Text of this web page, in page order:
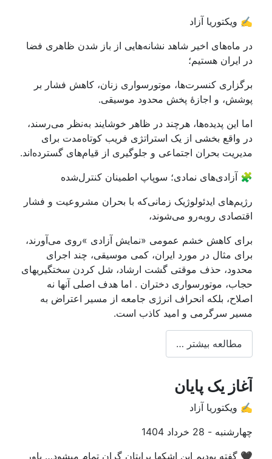
ویکتوریا آزاد
ماه‌های اخیر شاهد نشانه‌هایی از باز شدن ظاهری فضا
ایران هستیم؛
کنسرت‌ها، موتورسواری زنان، کاهش فشار بر
و اجازهٔ پخش محدود موسیقی.
این پدیده‌ها، هرچند در ظاهر خوشایند به‌نظر می‌رسند،
واقع بخشی از یک استراتژی فریب کوتاه‌مدت برای
بحران اجتماعی و جلوگیری از قیام‌های گسترده‌اند.
آزادی‌های نمادی؛ سوپاپ اطمینان کنترل‌شده
ایدئولوژیک زمانی‌که با بحران مشروعیت و فشار
روبه‌رو می‌شوند،
کاهش خشم عمومی «نمایش آزادی »روی می‌آورند،
مثال در مورد ایران، کمی موسیقی، چند اجرای
حذف موقتی گشت ارشاد، شل کردن سختگیریهای
موتورسواری دختران . اما هدف اصلی آنها نه
بلکه انحراف انرژی جامعه از مسیر اعتراض به
سرگرمی و امید کاذب است.
مطالعه بیشتر …
یک پایان
ویکتوریا آزاد
- 28 خرداد 1404
گفته بودیم این اشکها برایتان گران تمام میشود… باور